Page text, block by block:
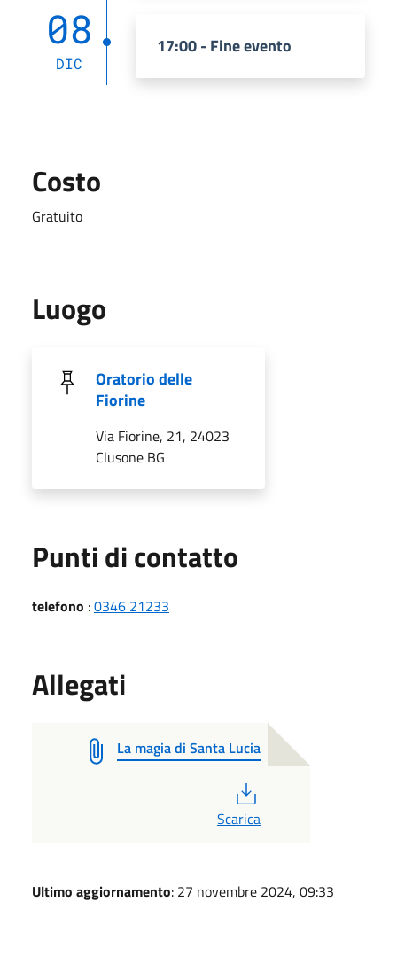
08
DIC
17:00 - Fine evento
Costo
Gratuito
Luogo
Oratorio delle
Fiorine
Via Fiorine, 21, 24023
Clusone BG
Punti di contatto
telefono :0346 21233
Allegati
La magia di Santa Lucia
Scarica
Ultimo aggiornamento: 27 novembre 2024, 09:33